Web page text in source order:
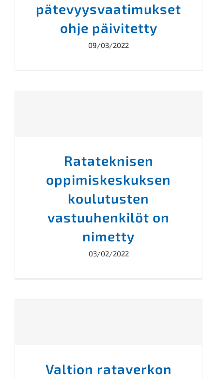
pätevyysvaatimukset
ohje päivitetty
09/03/2022
Ratateknisen
oppimiskeskuksen
koulutusten
vastuuhenkilöt on
nimetty
03/02/2022
Valtion rataverkon